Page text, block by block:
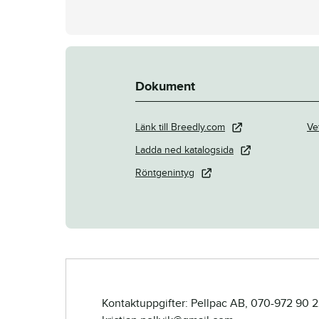
Dokument
Länk till Breedly.com
Ladda ned katalogsida
Röntgenintyg
Kontaktuppgifter: Pellpac AB, 070-972 90